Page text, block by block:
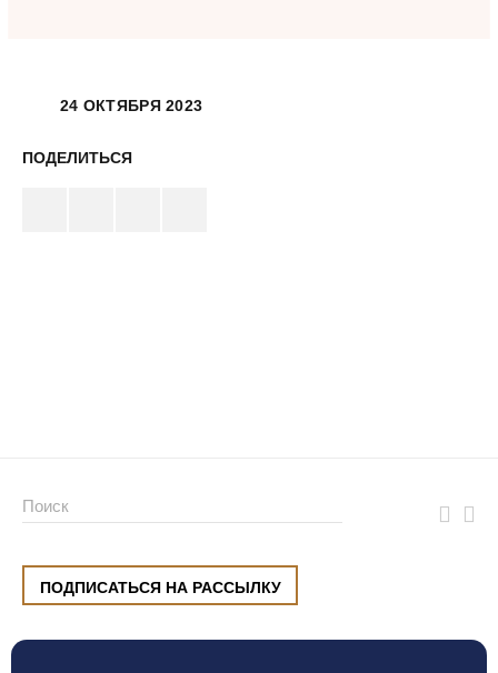
24 ОКТЯБРЯ 2023
ПОДЕЛИТЬСЯ
ПОДПИСАТЬСЯ НА РАССЫЛКУ
ул. Малышева, 8, Екатеринбург